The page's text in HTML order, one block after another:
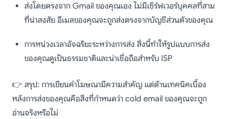
ส่งโดยตรงจาก Gmail ของคุณเอง ไม่มีเซิร์ฟเวอร์บุคคลที่สาม
ที่น่าสงสัย อีเมลของคุณจะถูกส่งตรงจากบัญชีส่วนตัวของคุณ
การหน่วงเวลาอัจฉริยะระหว่างการส่ง สิ่งนี้ทำให้รูปแบบการส่ง
ของคุณดูเป็นธรรมชาติและน่าเชื่อถือสำหรับ ISP
👉 สรุป: การเขียนคำโฆษณามีความสำคัญ แต่ด้านเทคนิคเบื้อง
หลังการส่งของคุณคือสิ่งที่กำหนดว่า cold email ของคุณจะถูก
อ่านจริงหรือไม่